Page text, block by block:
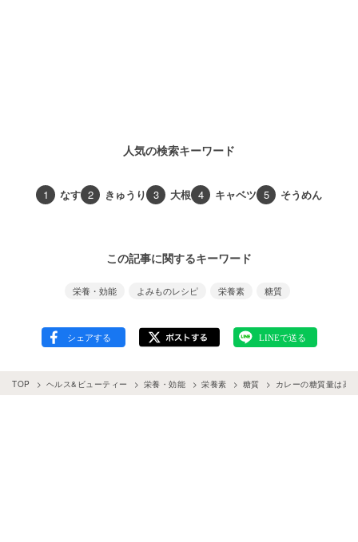
人気の検索キーワード
1 なす 2 きゅうり 3 大根 4 キャベツ 5 そうめん
この記事に関するキーワード
栄養・効能 よみものレシピ 栄養素 糖質
TOP ヘルス&ビューティー 栄養・効能 栄養素 糖質 カレーの糖質量は高